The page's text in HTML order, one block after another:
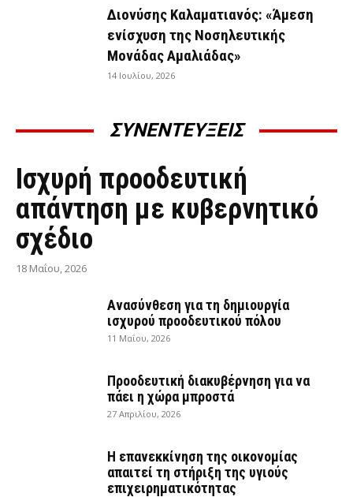
Διονύσης Καλαματιανός: «Άμεση
ενίσχυση της Νοσηλευτικής
Μονάδας Αμαλιάδας»
14 Ιουλίου, 2026
ΣΥΝΕΝΤΕΥΞΕΙΣ
ΣΥΝΕΝΤΕΎΞΕΙΣ
Ισχυρή προοδευτική
απάντηση με κυβερνητικό
σχέδιο
18 Μαΐου, 2026
Ανασύνθεση για τη δημιουργία
ισχυρού προοδευτικού πόλου
11 Μαΐου, 2026
Προοδευτική διακυβέρνηση για να
πάει η χώρα μπροστά
27 Απριλίου, 2026
Η επανεκκίνηση της οικονομίας
απαιτεί τη στήριξη της υγιούς
επιχειρηματικότητας